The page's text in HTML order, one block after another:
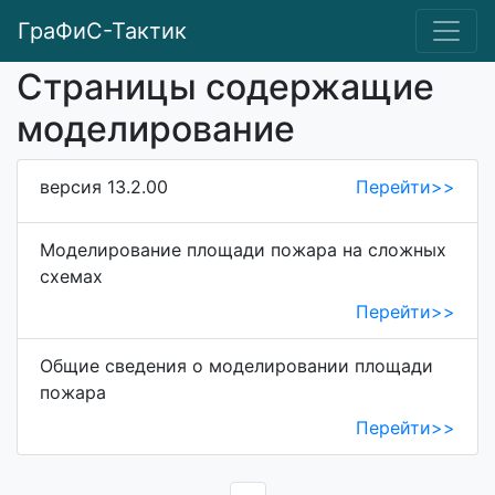
ГраФиС-Тактик
Страницы содержащие
моделирование
версия 13.2.00 Перейти>>
Моделирование площади пожара на сложных
схемах
Перейти>>
Общие сведения о моделировании площади
пожара
Перейти>>